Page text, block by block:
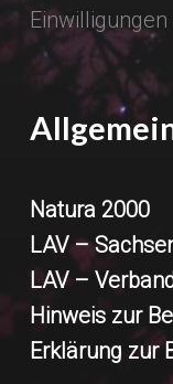
Natura 2000
LAV –
LAV –
Hinweis zur
Erklärung zur